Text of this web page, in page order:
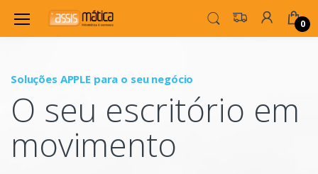
0
Soluções APPLE para o seu negócio
O seu escritório em
movimento